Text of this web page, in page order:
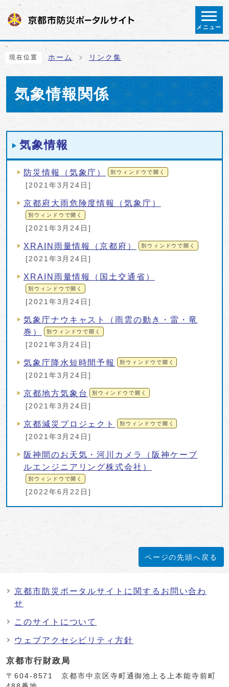
ページの先頭です
メニュー
ここから本文です
現在位置 ホーム リンク集
気象情報関係
メインメニュー
気象情報
防災情報（気象庁） 別ウィンドウで開く
[2021年3月24日]
京都府大雨危険度情報（気象庁）
別ウィンドウで開く
[2021年3月24日]
XRAIN雨量情報（京都府） 別ウィンドウで開く
[2021年3月24日]
XRAIN雨量情報（国土交通省）
別ウィンドウで開く
[2021年3月24日]
気象庁ナウキャスト（雨雲の動き・雷・竜
巻）
別ウィンドウで開く
[2021年3月24日]
気象庁降水短時間予報 別ウィンドウで開く
[2021年3月24日]
京都地方気象台 別ウィンドウで開く
[2021年3月24日]
京都減災プロジェクト 別ウィンドウで開く
[2021年3月24日]
阪神間のお天気・河川カメラ（阪神ケーブ
ルエンジニアリング株式会社）
別ウィンドウで開く
[2022年6月22日]
ページの先頭へ戻る
京都市防災ポータルサイトに関するお問い合わ
せ
このサイトについて
ウェブアクセシビリティ方針
京都市行財政局
〒604-8571 京都市中京区寺町通御池上る上本能寺前町